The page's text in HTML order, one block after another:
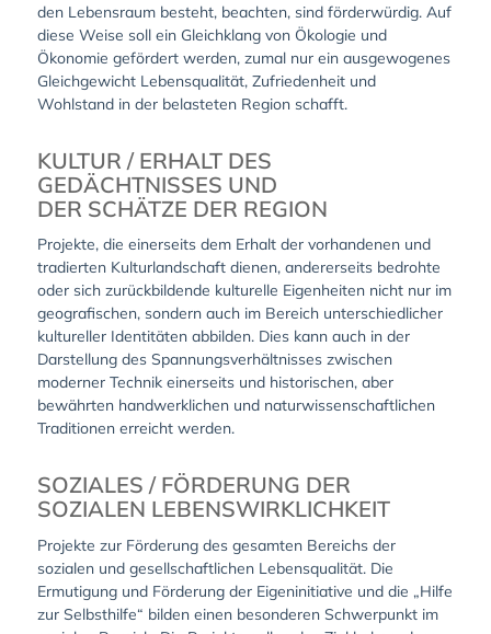
den Lebensraum besteht, beachten, sind förderwürdig. Auf
diese Weise soll ein Gleichklang von Ökologie und
Ökonomie gefördert werden, zumal nur ein ausgewogenes
Gleichgewicht Lebensqualität, Zufriedenheit und
Wohlstand in der belasteten Region schafft.
KULTUR / ERHALT DES
GEDÄCHTNISSES UND
DER SCHÄTZE DER REGION
Projekte, die einerseits dem Erhalt der vorhandenen und
tradierten Kulturlandschaft dienen, andererseits bedrohte
oder sich zurückbildende kulturelle Eigenheiten nicht nur im
geografischen, sondern auch im Bereich unterschiedlicher
kultureller Identitäten abbilden. Dies kann auch in der
Darstellung des Spannungsverhältnisses zwischen
moderner Technik einerseits und historischen, aber
bewährten handwerklichen und naturwissenschaftlichen
Traditionen erreicht werden.
SOZIALES / FÖRDERUNG DER
SOZIALEN LEBENSWIRKLICHKEIT
Projekte zur Förderung des gesamten Bereichs der
sozialen und gesellschaftlichen Lebensqualität. Die
Ermutigung und Förderung der Eigeninitiative und die „Hilfe
zur Selbsthilfe“ bilden einen besonderen Schwerpunkt im